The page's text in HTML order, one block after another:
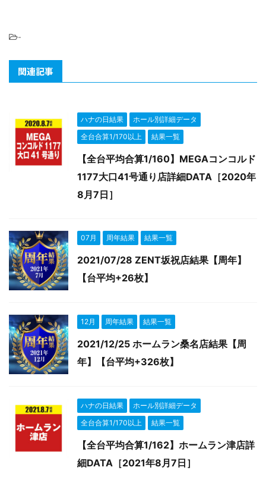
-
関連記事
ハナの日結果
ホール別詳細データ
全台合算1/170以上
結果一覧
【全台平均合算1/160】MEGAコンコルド
1177大口41号通り店詳細DATA［2020年
8月7日］
07月 周年結果 結果一覧
2021/07/28 ZENT坂祝店結果【周年】
【台平均+26枚】
12月 周年結果 結果一覧
2021/12/25 ホームラン桑名店結果【周
年】【台平均+326枚】
ハナの日結果
ホール別詳細データ
全台合算1/170以上
結果一覧
【全台平均合算1/162】ホームラン津店詳
細DATA［2021年8月7日］